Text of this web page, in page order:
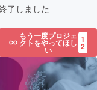
了しました
もう一度プロジェ
クトをやってほし
い
1
2